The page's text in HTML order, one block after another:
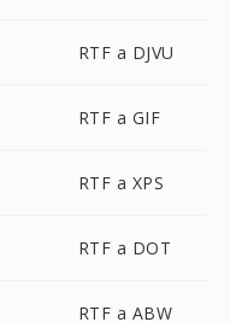
RTF a DJVU
RTF a GIF
RTF a XPS
RTF a DOT
RTF a ABW